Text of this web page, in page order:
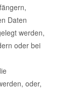
Daten
werden,
oder bei
oder,